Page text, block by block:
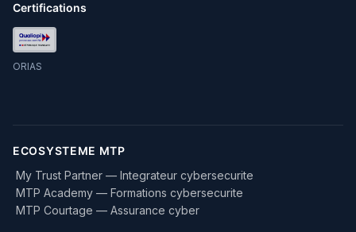
Certifications
ORIAS
ECOSYSTEME MTP
My Trust Partner — Integrateur cybersecurite
MTP Academy — Formations cybersecurite
MTP Courtage — Assurance cyber